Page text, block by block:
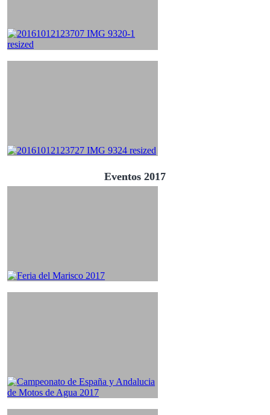
Eventos 2017